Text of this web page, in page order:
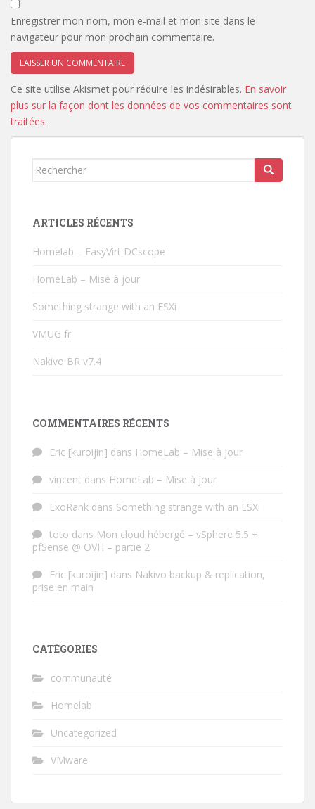
Enregistrer mon nom, mon e-mail et mon site dans le
navigateur pour mon prochain commentaire.
Ce site utilise Akismet pour réduire les indésirables. En savoir
plus sur la façon dont les données de vos commentaires sont
traitées.
Rechercher...
ARTICLES RÉCENTS
Homelab – EasyVirt DCscope
HomeLab – Mise à jour
Something strange with an ESXi
VMUG fr
Nakivo BR v7.4
COMMENTAIRES RÉCENTS
Eric [kuroijin] dans HomeLab – Mise à jour
vincent dans HomeLab – Mise à jour
ExoRank dans Something strange with an ESXi
toto dans Mon cloud hébergé – vSphere 5.5 +
pfSense @ OVH – partie 2
Eric [kuroijin] dans Nakivo backup & replication,
prise en main
CATÉGORIES
communauté
Homelab
Uncategorized
VMware